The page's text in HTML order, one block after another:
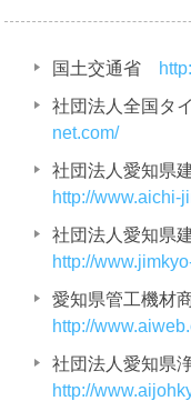
国土交通省
社団法人全国タ
net.com/
社団法人愛知県
http://www.aichi-
社団法人愛知県
http://
愛知県管工機材
http://
社団法人愛知県
http://